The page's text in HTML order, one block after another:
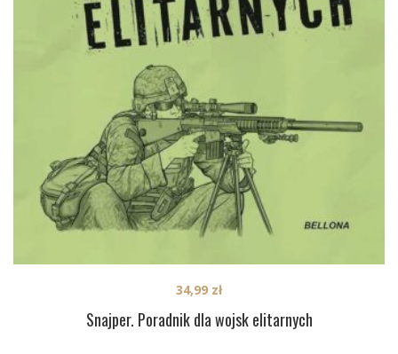
Snajper. Poradnik dla wojsk elitarnych
34,99 zł